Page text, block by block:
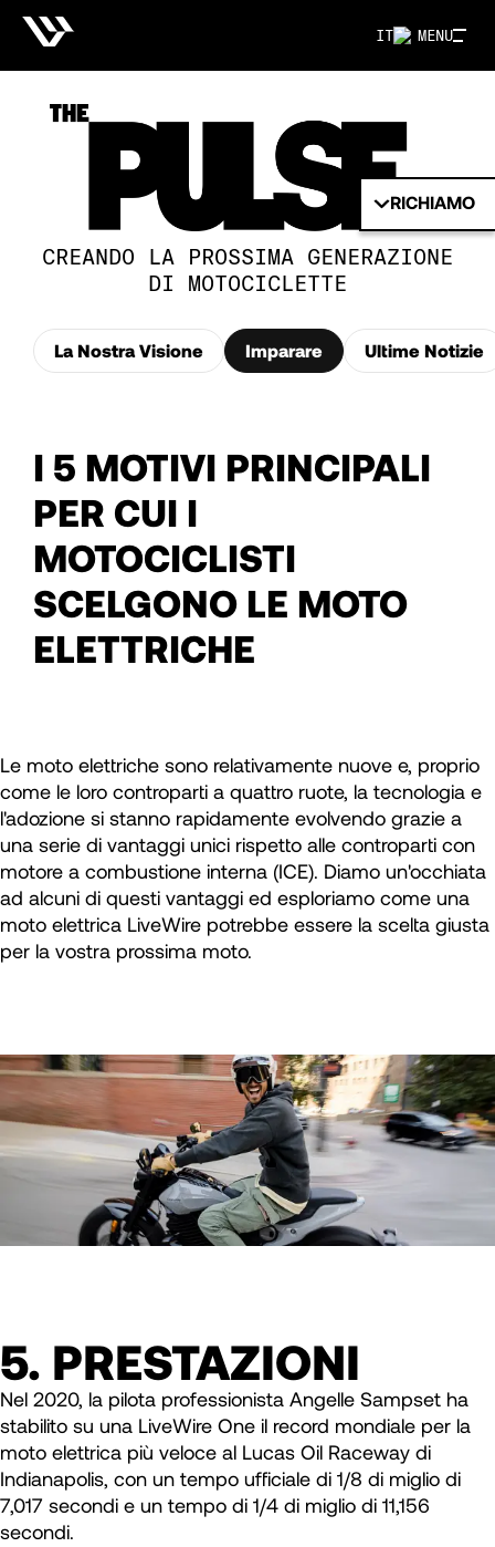
MENU
IT
RICHIAMO
CREANDO LA PROSSIMA GENERAZIONE
DI MOTOCICLETTE
La Nostra Visione Imparare Ultime Notizie
I 5 MOTIVI PRINCIPALI
PER CUI I
MOTOCICLISTI
SCELGONO LE MOTO
ELETTRICHE
Le moto elettriche sono relativamente nuove e, proprio
come le loro controparti a quattro ruote, la tecnologia e
l'adozione si stanno rapidamente evolvendo grazie a
una serie di vantaggi unici rispetto alle controparti con
motore a combustione interna (ICE). Diamo un'occhiata
ad alcuni di questi vantaggi ed esploriamo come una
moto elettrica LiveWire potrebbe essere la scelta giusta
per la vostra prossima moto.
5. PRESTAZIONI
Nel 2020, la pilota professionista Angelle Sampset ha
stabilito su una LiveWire One il record mondiale per la
moto elettrica più veloce al Lucas Oil Raceway di
Indianapolis, con un tempo ufficiale di 1/8 di miglio di
7,017 secondi e un tempo di 1/4 di miglio di 11,156
secondi.